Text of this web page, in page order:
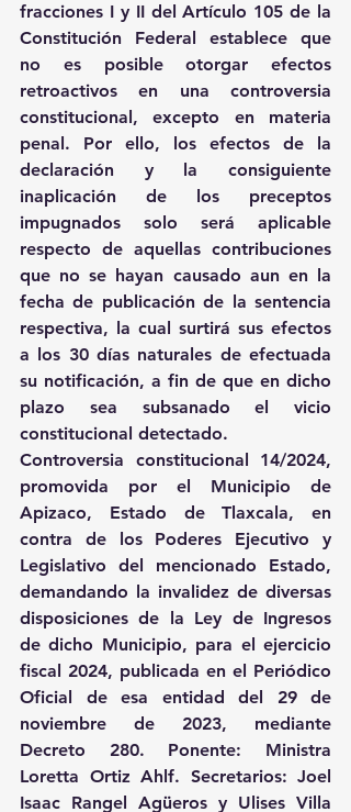
fracciones I y II del Artículo 105 de la
Constitución Federal establece que
no es posible otorgar efectos
retroactivos en una controversia
constitucional, excepto en materia
penal. Por ello, los efectos de la
declaración y la consiguiente
inaplicación de los preceptos
impugnados solo será aplicable
respecto de aquellas contribuciones
que no se hayan causado aun en la
fecha de publicación de la sentencia
respectiva, la cual surtirá sus efectos
a los 30 días naturales de efectuada
su notificación, a fin de que en dicho
plazo sea subsanado el vicio
constitucional detectado.
Controversia constitucional 14/2024,
promovida por el Municipio de
Apizaco, Estado de Tlaxcala, en
contra de los Poderes Ejecutivo y
Legislativo del mencionado Estado,
demandando la invalidez de diversas
disposiciones de la Ley de Ingresos
de dicho Municipio, para el ejercicio
fiscal 2024, publicada en el Periódico
Oficial de esa entidad del 29 de
noviembre de 2023, mediante
Decreto 280. Ponente: Ministra
Loretta Ortiz Ahlf. Secretarios: Joel
Isaac Rangel Agüeros y Ulises Villa